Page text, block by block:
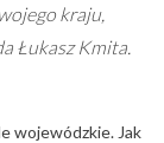
kraju,
Łukasz Kmita.
wojewódzkie. Jak